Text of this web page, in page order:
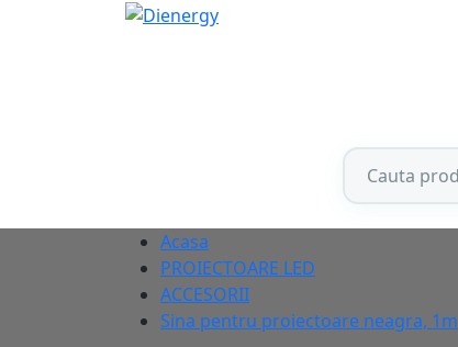
Acasa
PROIECTOARE LED
ACCESORII
Sina pentru proiectoare neagra, 1m